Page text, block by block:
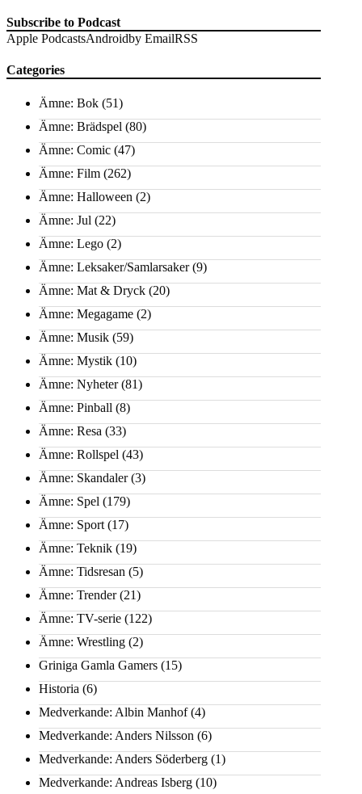
Subscribe to Podcast
Apple PodcastsAndroidby EmailRSS
Categories
Ämne: Bok (51)
Ämne: Brädspel (80)
Ämne: Comic (47)
Ämne: Film (262)
Ämne: Halloween (2)
Ämne: Jul (22)
Ämne: Lego (2)
Ämne: Leksaker/Samlarsaker(9)
Ämne: Mat & Dryck (20)
Ämne: Megagame (2)
Ämne: Musik (59)
Ämne: Mystik (10)
Ämne: Nyheter(81)
Ämne: Pinball (8)
Ämne: Resa (33)
Ämne: Rollspel (43)
Ämne: Skandaler(3)
Ämne: Spel (179)
Ämne: Sport (17)
Ämne: Teknik (19)
Ämne: Tidsresan (5)
Ämne: Trender(21)
Ämne: TV-serie (122)
Ämne: Wrestling (2)
Griniga Gamla Gamers (15)
Historia (6)
Medverkande: Albin Manhof(4)
Medverkande: Anders Nilsson (6)
Medverkande: Anders Söderberg (1)
Medverkande: Andreas Isberg (10)